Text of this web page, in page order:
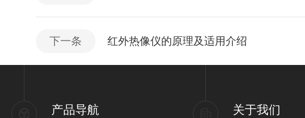
下一条 红外热像仪的原理及适用介绍
产品导航 关于我们